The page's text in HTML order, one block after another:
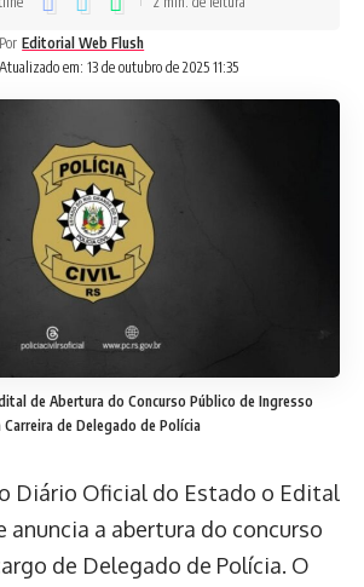
Atualizado em: 13 de outubro de 2025 11:35
Por Editorial Web Flush
de Abertura do Concurso Público de Ingresso
Carreira de Delegado de Polícia
Diário Oficial do Estado o Edital
anuncia a abertura do concurso
de Delegado de Polícia. O